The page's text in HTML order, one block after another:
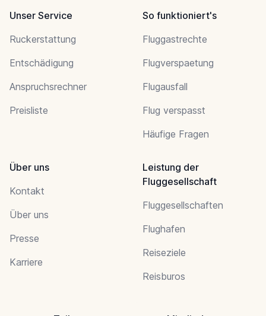
Unser Service
Ruckerstattung
Entschädigung
Anspruchsrechner
Preisliste
So funktioniert's
Fluggastrechte
Flugverspaetung
Flugausfall
Flug verspasst
Häufige Fragen
Über uns
Kontakt
Über uns
Presse
Karriere
Leistung der
Fluggesellschaft
Fluggesellschaften
Flughafen
Reiseziele
Reisburos